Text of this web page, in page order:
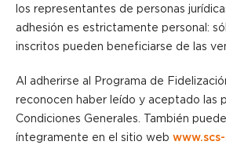
los representantes de personas
adhesión es estrictamente personal:
inscritos pueden beneficiarse de las
Al adherirse al Programa de
reconocen haber leído y aceptado las
Condiciones Generales. También
íntegramente en el sitio web